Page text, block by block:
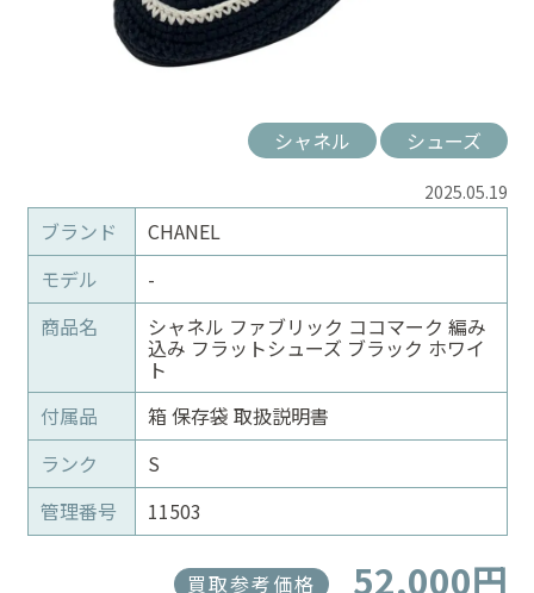
シャネル シューズ
2025.05.19
ブランド
CHANEL
モデル
-
商品名
シャネル ファブリック ココマーク 編み
込み フラットシューズ ブラック ホワイ
ト
付属品
箱 保存袋 取扱説明書
ランク
S
管理番号
11503
買取参考価格 52,000円